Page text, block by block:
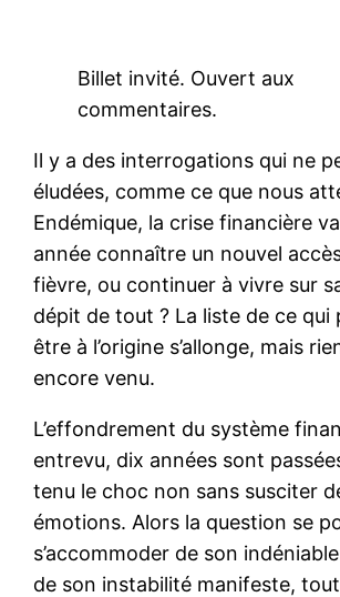
Billet invité. Ouvert aux
commentaires.
Il y a des interrogations qui ne
éludées, comme ce que nous
Endémique, la crise financière
année connaître un nouvel
fièvre, ou continuer à vivre sur
dépit de tout ? La liste de ce qui
être à l’origine s’allonge, mais
encore venu.
L’effondrement du système
entrevu, dix années sont
tenu le choc non sans susciter
émotions. Alors la question se
s’accommoder de son
de son instabilité manifeste,